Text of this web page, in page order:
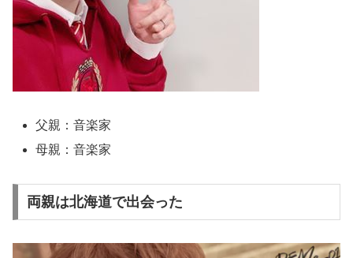
父親：音楽家
母親：音楽家
両親は北海道で出会った